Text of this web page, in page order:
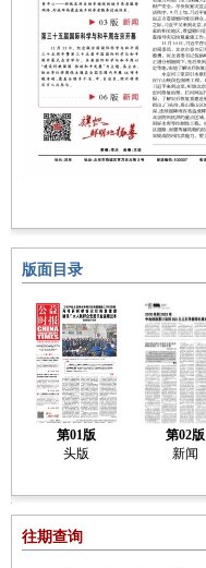
版面目录
第01版
头版
第02版
新闻
往期查询